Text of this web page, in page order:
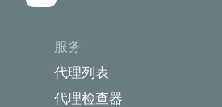
服务
代理列表
代理检查器